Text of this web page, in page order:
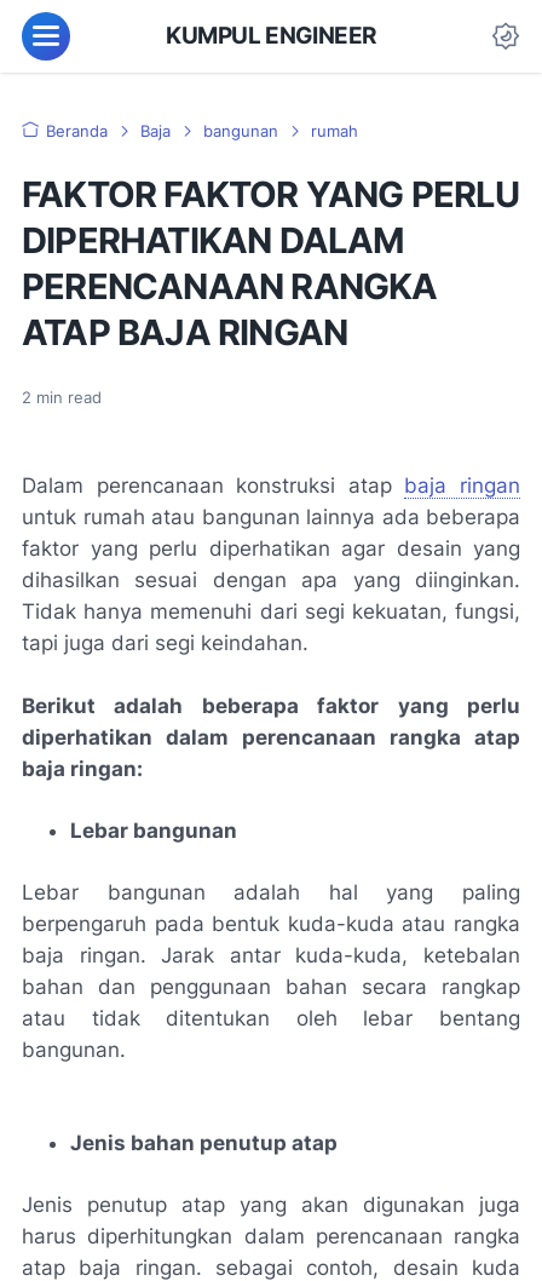
KUMPUL ENGINEER
Beranda Baja bangunan rumah
FAKTOR FAKTOR YANG PERLU
DIPERHATIKAN DALAM
PERENCANAAN RANGKA
ATAP BAJA RINGAN
2 min read
Dalam perencanaan konstruksi atap baja ringan
untuk rumah atau bangunan lainnya ada beberapa
faktor yang perlu diperhatikan agar desain yang
dihasilkan sesuai dengan apa yang diinginkan.
Tidak hanya memenuhi dari segi kekuatan, fungsi,
tapi juga dari segi keindahan.
Berikut adalah beberapa faktor yang perlu
diperhatikan dalam perencanaan rangka atap
baja ringan:
Lebar bangunan
Lebar bangunan adalah hal yang paling
berpengaruh pada bentuk kuda-kuda atau rangka
baja ringan. Jarak antar kuda-kuda, ketebalan
bahan dan penggunaan bahan secara rangkap
atau tidak ditentukan oleh lebar bentang
bangunan.
Jenis bahan penutup atap
Jenis penutup atap yang akan digunakan juga
harus diperhitungkan dalam perencanaan rangka
atap baja ringan. sebagai contoh, desain kuda